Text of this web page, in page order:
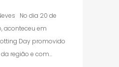
No dia 20 de
aconteceu em
Day promovido
região e com...